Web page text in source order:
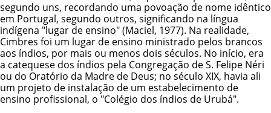
segundo uns, recordando uma povoação de nome idêntico
em Portugal, segundo outros, significando na língua
indígena "lugar de ensino" (Maciel, 1977). Na realidade,
Cimbres foi um lugar de ensino ministrado pelos brancos
aos índios, por mais ou menos dois séculos. No início, era
a catequese dos índios pela Congregação de S. Felipe Néri
ou do Oratório da Madre de Deus; no século XIX, havia ali
um projeto de instalação de um estabelecimento de
ensino profissional, o "Colégio dos índios de Urubá".